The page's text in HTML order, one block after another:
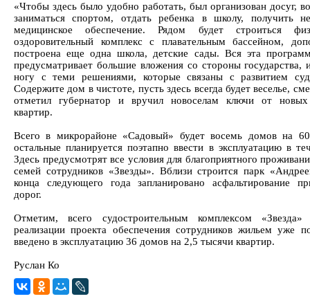
«Чтобы здесь было удобно работать, был организован досуг,
заниматься спортом, отдать ребенка в школу, получить
медицинское обеспечение. Рядом будет строиться
оздоровительный комплекс с плавательным бассейном,
построена еще одна школа, детские сады. Вся эта
предусматривает большие вложения со стороны государства,
ногу с теми решениями, которые связаны с развитием
Содержите дом в чистоте, пусть здесь всегда будет веселье,
отметил губернатор и вручил новоселам ключи от
квартир.
Всего в микрорайоне «Садовый» будет восемь домов на
остальные планируется поэтапно ввести в эксплуатацию в
Здесь предусмотрят все условия для благоприятного
семей сотрудников «Звезды». Вблизи строится парк
конца следующего года запланировано асфальтирование
дорог.
Отметим, всего судостроительным комплексом
реализации проекта обеспечения сотрудников жильем уже
введено в эксплуатацию 36 домов на 2,5 тысячи квартир.
Руслан Ко